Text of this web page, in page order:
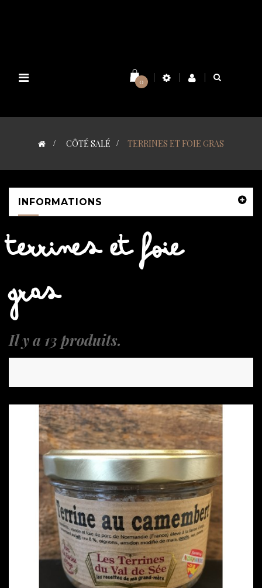
Basculer
navigation
0
> CÔTÉ SALÉ > TERRINES ET FOIE GRAS
INFORMATIONS
TERRINES ET FOIE
GRAS
Il y a 13 produits.